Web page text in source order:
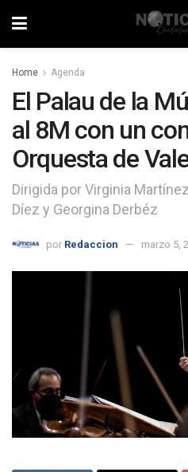
Home Agenda
El Palau de la
al 8M con un
Orquesta de
Dirigida por Virginia
Díez y Georgina Derbéz
por Redaccion marzo 5,